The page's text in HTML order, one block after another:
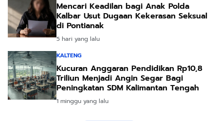
Mencari Keadilan bagi Anak Polda
Kalbar Usut Dugaan Kekerasan Seksual
di Pontianak
5 hari yang lalu
KALTENG
Kucuran Anggaran Pendidikan Rp10,8
Triliun Menjadi Angin Segar Bagi
Peningkatan SDM Kalimantan Tengah
1 minggu yang lalu